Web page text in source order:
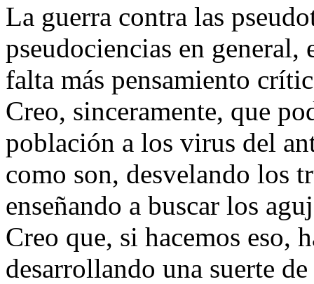
La guerra contra las
pseudociencias en general,
falta más pensamiento
Creo, sinceramente, que
población a los virus del
como son, desvelando los
enseñando a buscar los
Creo que, si hacemos eso,
desarrollando una suerte